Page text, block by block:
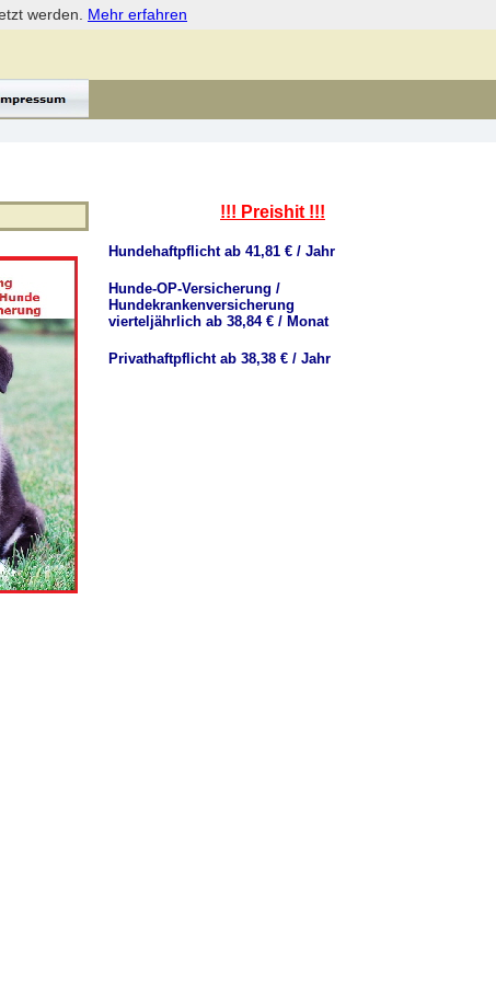
werden. Mehr erfahren
!!! Preishit !!!
Hundehaftpflicht ab 41,81 € / Jahr
Hunde-OP-Versicherung /
Hundekrankenversicherung
vierteljährlich ab 38,84 € / Monat
Privathaftpflicht ab 38,38 € / Jahr